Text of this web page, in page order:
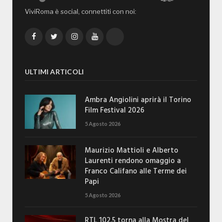
ViviRoma è social, connettiti con noi:
FacebookTwitterInstagramYouTube
ULTIMI ARTICOLI
Ambra Angiolini aprirà il Torino
Film Festival 2026
5 Agosto 2026
Maurizio Mattioli e Alberto
Laurenti rendono omaggio a
Franco Califano alle Terme dei
Papi
5 Agosto 2026